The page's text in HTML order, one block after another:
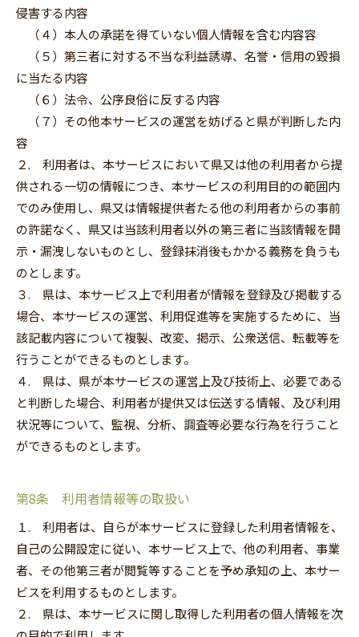
侵害する内容
（４）本人の承諾を得ていない個人情報を含む内容容
（５）第三者に対する不当な利益誘導、名誉・信用の毀損
に当たる内容
（６）法令、公序良俗に反する内容
（７）その他本サービスの運営を妨げると県が判断した内
容
２. 利用者は、本サービスにおいて県又は他の利用者から提
供される一切の情報につき、本サービスの利用目的の範囲内
でのみ使用し、県又は情報提供者たる他の利用者からの事前
の許諾なく、県又は当該利用者以外の第三者に当該情報を開
示‧漏洩しないものとし、登録抹消後もかかる義務を負うも
のとします。
３. 県は、本サービス上で利用者が情報を登録及び掲載する
場合、本サービスの運営、利用促進等を実施するために、当
該記載内容について複製、改変、掲示、公衆送信、転載等を
行うことができるものとします。
４. 県は、県が本サービスの運営上及び技術上、必要である
と判断した場合、利用者が提供又は伝送する情報、及び利用
状況等について、監視、分析、調査等必要な行為を行うこと
ができるものとします。
第8条 利用者情報等の取扱い
１. 利用者は、自らが本サービスに登録した利用者情報を、
自己の公開設定に従い、本サービス上で、他の利用者、事業
者、その他第三者が閲覧等することを予め承知の上、本サー
ビスを利用するものとします。
２. 県は、本サービスに関し取得した利用者の個人情報を次